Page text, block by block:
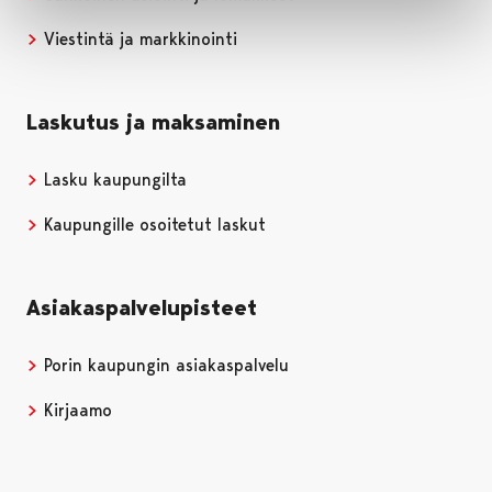
Viestintä ja markkinointi
Laskutus ja maksaminen
Lasku kaupungilta
Kaupungille osoitetut laskut
Asiakaspalvelupisteet
Porin kaupungin asiakaspalvelu
Kirjaamo